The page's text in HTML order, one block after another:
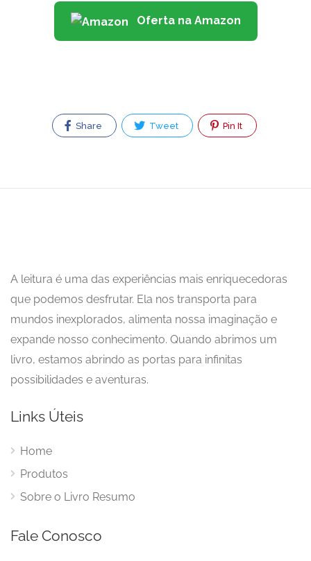
Oferta na Amazon
Share Tweet Pin It
A leitura é uma das experiências mais enriquecedoras
que podemos desfrutar. Ela nos transporta para
mundos inexplorados, alimenta nossa imaginação e
expande nosso conhecimento. Quando abrimos um
livro, estamos abrindo as portas para infinitas
possibilidades e aventuras.
Links Úteis
Home
Produtos
Sobre o Livro Resumo
Fale Conosco